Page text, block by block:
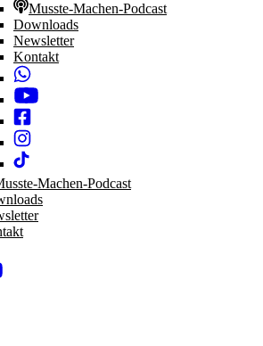
Musste-Machen-Podcast
Downloads
Newsletter
Kontakt
Machen-Podcast